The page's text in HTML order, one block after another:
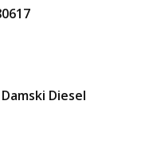
Diesel